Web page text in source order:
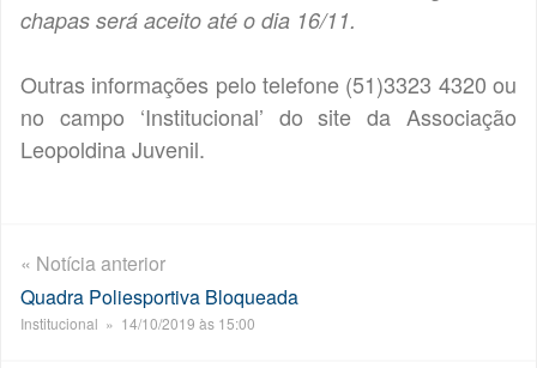
chapas será aceito até o dia 16/11.
Outras informações pelo telefone (51)3323 4320 ou
no campo ‘Institucional’ do site da Associação
Leopoldina Juvenil.
« Notícia anterior
Quadra Poliesportiva Bloqueada
Institucional » 14/10/2019 às 15:00